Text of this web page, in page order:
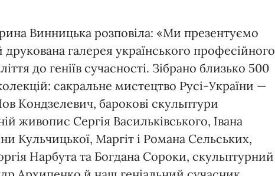
Винницька розповіла: «Ми презентуємо
галерея українського професійного
до геніїв сучасності. Зібрано близько 500
сакральне мистецтво Русі-України —
Кондзелевич, барокові скульптури
живопис Сергія Васильківського, Івана
Кульчицької, Маргіт і Романа Сельських,
Нарбута та Богдана Сороки, скульптурний